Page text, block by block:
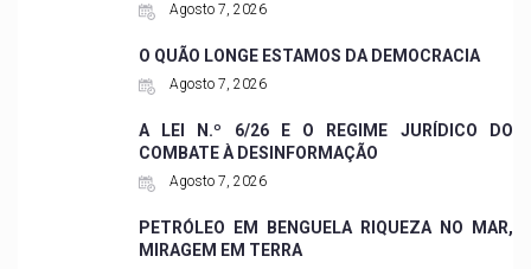
Agosto 7, 2026
O QUÃO LONGE ESTAMOS DA DEMOCRACIA
Agosto 7, 2026
A LEI N.º 6/26 E O REGIME JURÍDICO DO
COMBATE À DESINFORMAÇÃO
Agosto 7, 2026
PETRÓLEO EM BENGUELA RIQUEZA NO MAR,
MIRAGEM EM TERRA